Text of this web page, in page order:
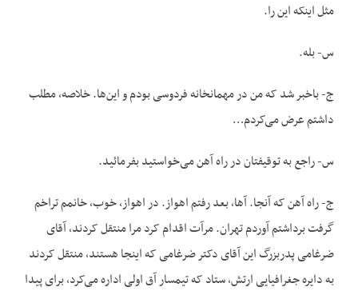
مثل اینکه این را.
س- بله.
ج- باخبر شد که من در مهمانخانه فردوسی بودم و این‌ها. خلاصه، مطلب
داشتم عرض می‌کردم…
س- راجع به توقیفتان در راه آهن می‌خواستید بفرمائید.
ج- راه آهن که آنجا. آها، بعد رفتم اهواز. در اهواز، خوب، خانمم تراخم
گرفت برداشتم آوردم تهران. مرآت اقدام کرد مرا منتقل کردند، آقای
ضرغامی پدربزرگ این آقای دکتر ضرغامی که اینجا هستند، منتقل کردند
به دایره جغرافیایی ارتش، ستاد که تیمسار آق اولی اداره می‌کرد، برای پیدا